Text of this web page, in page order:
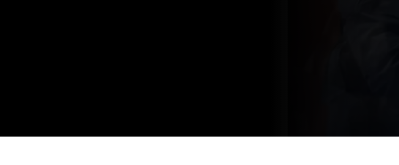
Mejillones y
marinos en